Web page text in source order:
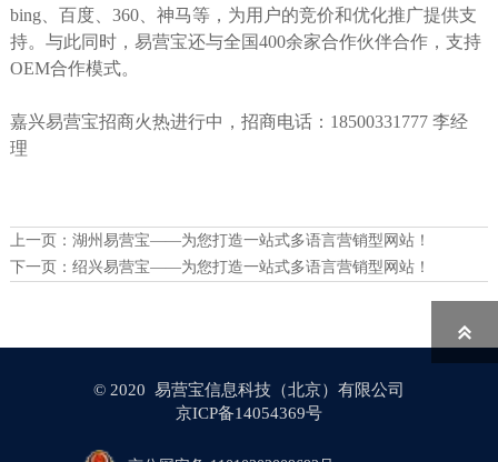
bing、百度、360、神马等，为用户的竞价和优化推广提供支
持。与此同时，易营宝还与全国400余家合作伙伴合作，支持
OEM合作模式。
嘉兴易营宝招商火热进行中，招商电话：18500331777 李经
理
上一页： 湖州易营宝——为您打造一站式多语言营销型网站！
下一页： 绍兴易营宝——为您打造一站式多语言营销型网站！
© 2020 易营宝信息科技（北京）有限公司
京ICP备14054369号
